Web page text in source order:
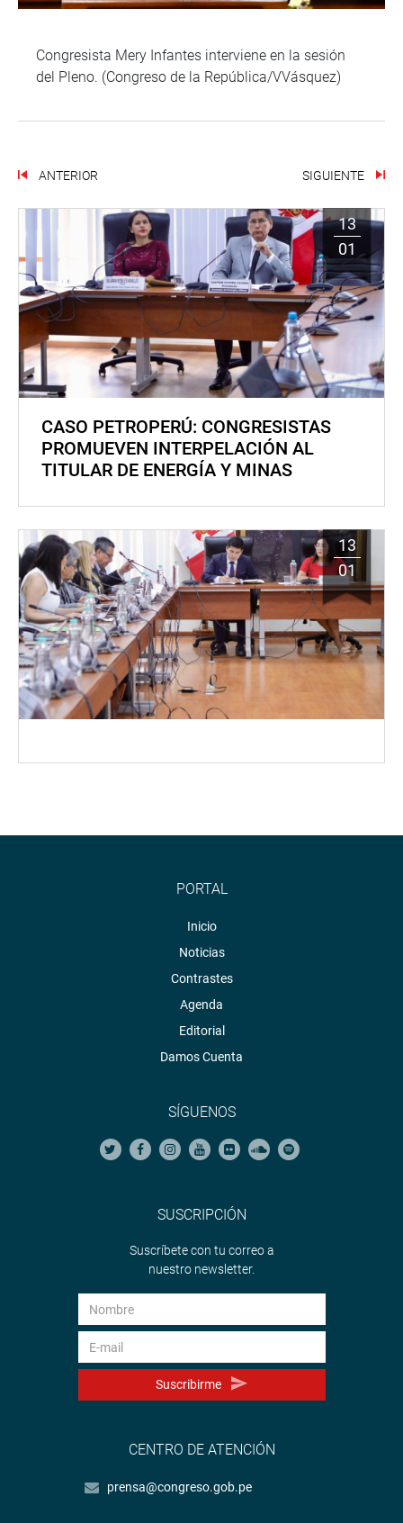
Congresista Mery Infantes interviene en la sesión
del Pleno. (Congreso de la República/VVásquez)
ANTERIOR SIGUIENTE
13
01
CASO PETROPERÚ: CONGRESISTAS
PROMUEVEN INTERPELACIÓN AL
TITULAR DE ENERGÍA Y MINAS
13
01
PORTAL
Inicio
Noticias
Contrastes
Agenda
Editorial
Damos Cuenta
SÍGUENOS
SUSCRIPCIÓN
Suscríbete con tu correo a
nuestro newsletter.
Suscribirme
CENTRO DE ATENCIÓN
prensa@congreso.gob.pe